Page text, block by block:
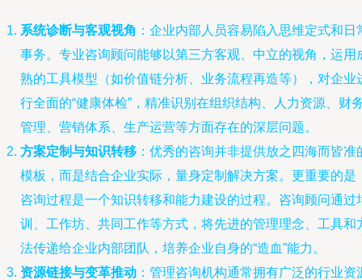
系统诊断与客观视角 ：企业内部人员容易陷入思维定式和日
事务。专业咨询顾问能够以第三方客观、中立的视角，运用
熟的工具模型（如价值链分析、业务流程再造等），对企业
行全面的“健康体检”，精准识别在组织结构、人力资源、财
管理、营销体系、生产运营等方面存在的深层问题。
方案定制与知识转移 ：优秀的咨询并非提供放之四海而皆准
模板，而是结合企业实际，量身定制解决方案。更重要的是
咨询过程是一个知识转移和能力建设的过程。咨询顾问通过
训、工作坊、共同工作等方式，将先进的管理理念、工具和
法传递给企业内部团队，培养企业自身的“造血”能力。
资源链接与变革推动 ：管理咨询机构通常拥有广泛的行业资